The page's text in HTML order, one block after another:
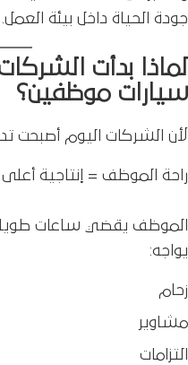
جودة الحياة داخل بيئة العمل.
لماذا بدأت
سيارات موظفين؟
لأن الشركات اليوم أصبحت
راحة الموظف = إنتاجية
الموظف يقضي ساعات
يواجه:
زحام
مشاوير
التزامات